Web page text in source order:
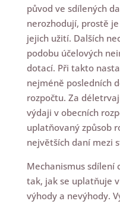
původ ve sdílených
nerozhodují, prostě
jejich užití. Dalších
podobu účelových
dotací. Při takto
nejméně posledních
rozpočtu. Za
výdaji v obecních
uplatňovaný způsob
největších daní mezi
Mechanismus sdílení
tak, jak se uplatňuje
výhody a nevýhody.